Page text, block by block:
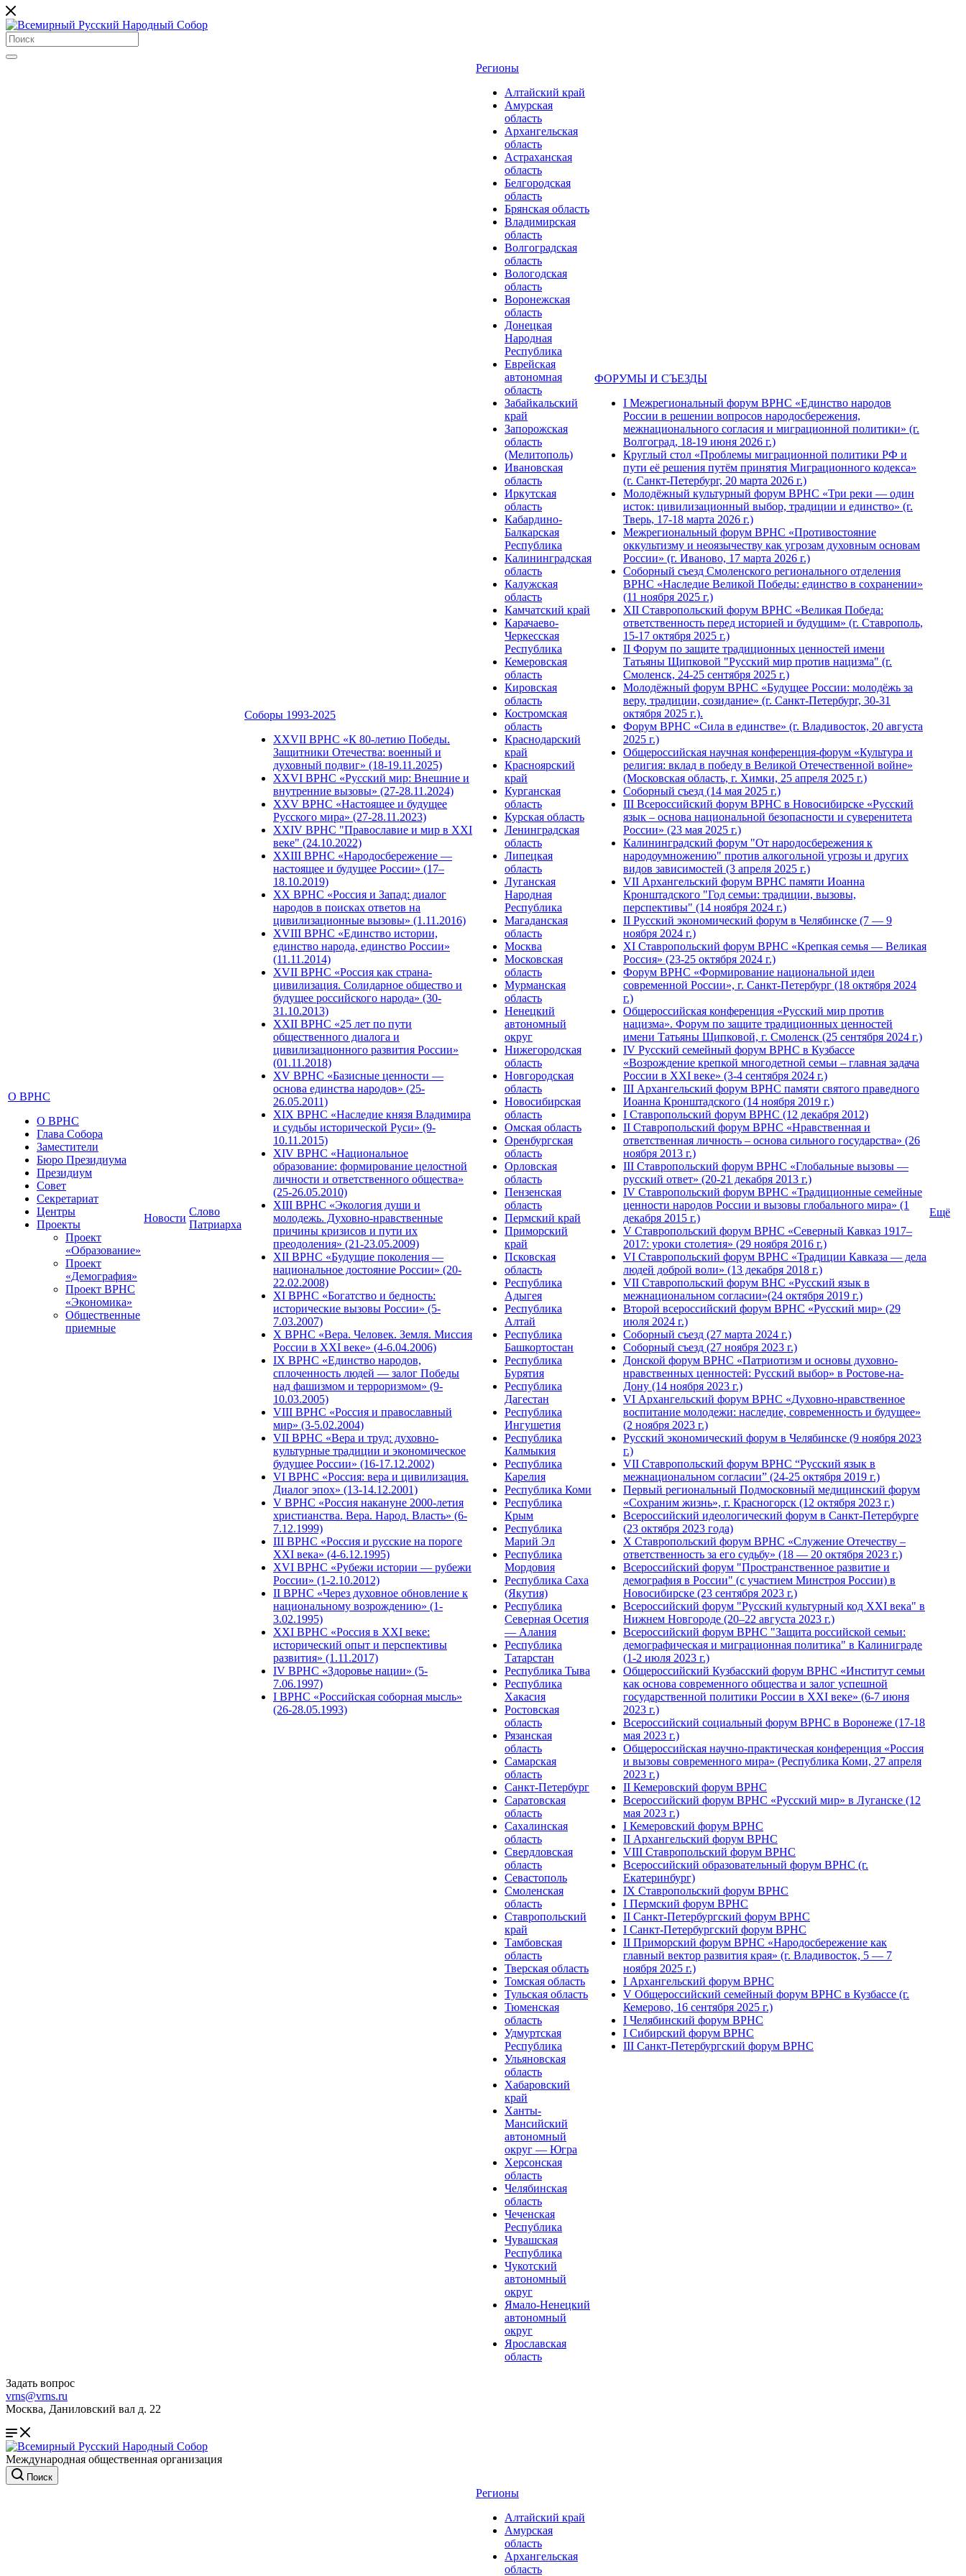
О ВРНС
О ВРНС
Глава Собора
Заместители
Бюро Президиума
Президиум
Совет
Секретариат
Центры
Проекты
Проект
«Образование»
Проект
«Демография»
Проект ВРНС
«Экономика»
Общественные
приемные
Новости
Слово
Патриарха
Соборы 1993-2025
ХХVII ВРНС «К 80-летию Победы.
Защитники Отечества: военный и
духовный подвиг» (18-19.11.2025)
XXVI ВРНС «Русский мир: Внешние и
внутренние вызовы» (27-28.11.2024)
XXV ВРНС «Настоящее и будущее
Русского мира» (27-28.11.2023)
XXIV ВРНС "Православие и мир в XXI
веке" (24.10.2022)
XXIII ВРНС «Народосбережение —
настоящее и будущее России» (17–
18.10.2019)
XX ВРНС «Россия и Запад: диалог
народов в поисках ответов на
цивилизационные вызовы» (1.11.2016)
XVIII ВРНС «Единство истории,
единство народа, единство России»
(11.11.2014)
XVII ВРНС «Россия как страна-
цивилизация. Солидарное общество и
будущее российского народа» (30-
31.10.2013)
XXII ВРНС «25 лет по пути
общественного диалога и
цивилизационного развития России»
(01.11.2018)
XV ВРНС «Базисные ценности —
основа единства народов» (25-
26.05.2011)
XIX ВРНС «Наследие князя Владимира
и судьбы исторической Руси» (9-
10.11.2015)
XIV ВРНС «Национальное
образование: формирование целостной
личности и ответственного общества»
(25-26.05.2010)
XIII ВРНС «Экология души и
молодежь. Духовно-нравственные
причины кризисов и пути их
преодоления» (21-23.05.2009)
XII ВРНС «Будущие поколения —
национальное достояние России» (20-
22.02.2008)
XI ВРНС «Богатство и бедность:
исторические вызовы России» (5-
7.03.2007)
X ВРНС «Вера. Человек. Земля. Миссия
России в XXI веке» (4-6.04.2006)
IX ВРНС «Единство народов,
сплоченность людей — залог Победы
над фашизмом и терроризмом» (9-
10.03.2005)
VIII ВРНС «Россия и православный
мир» (3-5.02.2004)
VII ВРНС «Вера и труд: духовно-
культурные традиции и экономическое
будущее России» (16-17.12.2002)
VI ВРНС «Россия: вера и цивилизация.
Диалог эпох» (13-14.12.2001)
V ВРНС «Россия накануне 2000-летия
христианства. Вера. Народ. Власть» (6-
7.12.1999)
III ВРНС «Россия и русские на пороге
XXI века» (4-6.12.1995)
XVI ВРНС «Рубежи истории — рубежи
России» (1-2.10.2012)
II ВРНС «Через духовное обновление к
национальному возрождению» (1-
3.02.1995)
XХI ВРНС «Россия в XXI веке:
исторический опыт и перспективы
развития» (1.11.2017)
IV ВРНС «Здоровье нации» (5-
7.06.1997)
I ВРНС «Российская соборная мысль»
(26-28.05.1993)
Регионы
Алтайский край
Амурская
область
Архангельская
область
Астраханская
область
Белгородская
область
Брянская область
Владимирская
область
Волгоградская
область
Вологодская
область
Воронежская
область
Донецкая
Народная
Республика
Еврейская
автономная
область
Забайкальский
край
Запорожская
область
(Мелитополь)
Ивановская
область
Иркутская
область
Кабардино-
Балкарская
Республика
Калининградская
область
Калужская
область
Камчатский край
Карачаево-
Черкесская
Республика
Кемеровская
область
Кировская
область
Костромская
область
Краснодарский
край
Красноярский
край
Курганская
область
Курская область
Ленинградская
область
Липецкая
область
Луганская
Народная
Республика
Магаданская
область
Москва
Московская
область
Мурманская
область
Ненецкий
автономный
округ
Нижегородская
область
Новгородская
область
Новосибирская
область
Омская область
Оренбургская
область
Орловская
область
Пензенская
область
Пермский край
Приморский
край
Псковская
область
Республика
Адыгея
Республика
Алтай
Республика
Башкортостан
Республика
Бурятия
Республика
Дагестан
Республика
Ингушетия
Республика
Калмыкия
Республика
Карелия
Республика Коми
Республика
Крым
Республика
Марий Эл
Республика
Мордовия
Республика Саха
(Якутия)
Республика
Северная Осетия
— Алания
Республика
Татарстан
Республика Тыва
Республика
Хакасия
Ростовская
область
Рязанская
область
Самарская
область
Санкт-Петербург
Саратовская
область
Сахалинская
область
Свердловская
область
Севастополь
Смоленская
область
Ставропольский
край
Тамбовская
область
Тверская область
Томская область
Тульская область
Тюменская
область
Удмуртская
Республика
Ульяновская
область
Хабаровский
край
Ханты-
Мансийский
автономный
округ — Югра
Херсонская
область
Челябинская
область
Чеченская
Республика
Чувашская
Рeспублика
Чукотский
автономный
округ
Ямало-Ненецкий
автономный
округ
Ярославская
область
ФОРУМЫ И СЪЕЗДЫ
I Межрегиональный форум ВРНС «Единство народов
России в решении вопросов народосбережения,
межнационального согласия и миграционной политики» (г.
Волгоград, 18-19 июня 2026 г.)
Круглый стол «Проблемы миграционной политики РФ и
пути её решения путём принятия Миграционного кодекса»
(г. Санкт-Петербург, 20 марта 2026 г.)
Молодёжный культурный форум ВРНС «Три реки — один
исток: цивилизационный выбор, традиции и единство» (г.
Тверь, 17-18 марта 2026 г.)
Межрегиональный форум ВРНС «Противостояние
оккультизму и неоязычеству как угрозам духовным основам
России» (г. Иваново, 17 марта 2026 г.)
Соборный съезд Смоленского регионального отделения
ВРНС «Наследие Великой Победы: единство в сохранении»
(11 ноября 2025 г.)
XII Ставропольский форум ВРНС «Великая Победа:
ответственность перед историей и будущим» (г. Ставрополь,
15-17 октября 2025 г.)
II Форум по защите традиционных ценностей имени
Татьяны Щипковой "Русский мир против нацизма" (г.
Смоленск, 24-25 сентября 2025 г.)
Молодёжный форум ВРНС «Будущее России: молодёжь за
веру, традиции, созидание» (г. Санкт-Петербург, 30-31
октября 2025 г.).
Форум ВРНС «Сила в единстве» (г. Владивосток, 20 августа
2025 г.)
Общероссийская научная конференция-форум «Культура и
религия: вклад в победу в Великой Отечественной войне»
(Московская область, г. Химки, 25 апреля 2025 г.)
Соборный съезд (14 мая 2025 г.)
III Всероссийский форум ВРНС в Новосибирске «Русский
язык – основа национальной безопасности и суверенитета
России» (23 мая 2025 г.)
Калининградский форум "От народосбережения к
народоумножению" против алкогольной угрозы и других
видов зависимостей (3 апреля 2025 г.)
VII Архангельский форум ВРНС памяти Иоанна
Кронштадского "Год семьи: традиции, вызовы,
перспективы" (14 ноября 2024 г.)
II Русский экономический форум в Челябинске (7 — 9
ноября 2024 г.)
ХI Ставропольский форум ВРНС «Крепкая семья — Великая
Россия» (23-25 октября 2024 г.)
Форум ВРНС «Формирование национальной идеи
современной России», г. Санкт-Петербург (18 октября 2024
г.)
Общероссийская конференция «Русский мир против
нацизма». Форум по защите традиционных ценностей
имени Татьяны Щипковой, г. Смоленск (25 сентября 2024 г.)
IV Русский семейный форум ВРНС в Кузбассе
«Возрождение крепкой многодетной семьи – главная задача
России в XXI веке» (3-4 сентября 2024 г.)
III Архангельский форум ВРНС памяти святого праведного
Иоанна Кронштадского (14 ноября 2019 г.)
I Ставропольский форум ВРНС (12 декабря 2012)
II Ставропольский форум ВРНС «Нравственная и
ответственная личность – основа сильного государства» (26
ноября 2013 г.)
III Ставропольский форум ВРНС «Глобальные вызовы —
русский ответ» (20-21 декабря 2013 г.)
IV Ставропольский форум ВРНС «Традиционные семейные
ценности народов России и вызовы глобального мира» (1
декабря 2015 г.)
V Ставропольский форум ВРНС «Северный Кавказ 1917–
2017: уроки столетия» (29 ноября 2016 г.)
VI Ставропольский форум ВРНС «Традиции Кавказа — дела
людей доброй воли» (13 декабря 2018 г.)
VII Ставропольский форум ВHС «Русский язык в
межнациональном согласии»(24 октября 2019 г.)
Второй всероссийский форум ВРНС «Русский мир» (29
июля 2024 г.)
Соборный съезд (27 марта 2024 г.)
Соборный съезд (27 ноября 2023 г.)
Донской форум ВРНС «Патриотизм и основы духовно-
нравственных ценностей: Русский выбор» в Ростове-на-
Дону (14 ноября 2023 г.)
VI Архангельский форум ВРНС «Духовно-нравственное
воспитание молодежи: наследие, современность и будущее»
(2 ноября 2023 г.)
Русский экономический форум в Челябинске (9 ноября 2023
г.)
VII Ставропольский форум ВРНС “Русский язык в
межнациональном согласии” (24-25 октября 2019 г.)
Первый региональный Подмосковный медицинский форум
«Сохраним жизнь», г. Красногорск (12 октября 2023 г.)
Всероссийский идеологический форум в Санкт-Петербурге
(23 октября 2023 года)
X Ставропольский форум ВРНС «Служение Отечеству –
ответственность за его судьбу» (18 — 20 октября 2023 г.)
Всероссийский форум "Пространственное развитие и
демография в России" (с участием Минстроя России) в
Новосибирске (23 сентября 2023 г.)
Всероссийский форум "Русский культурный код XXI века" в
Нижнем Новгороде (20–22 августа 2023 г.)
Всероссийский форум ВРНС "Защита российской семьи:
демографическая и миграционная политика" в Калиниграде
(1-2 июля 2023 г.)
Общероссийский Кузбасский форум ВРНС «Институт семьи
как основа современного общества и залог успешной
государственной политики России в ХХI веке» (6-7 июня
2023 г.)
Всероссийский социальный форум ВРНС в Воронеже (17-18
мая 2023 г.)
Общероссийская научно-практическая конференция «Россия
и вызовы современного мира» (Республика Коми, 27 апреля
2023 г.)
II Кемеровский форум ВРНС
Всероссийский форум ВРНС «Русский мир» в Луганске (12
мая 2023 г.)
I Кемеровский форум ВРНС
II Архангельский форум ВРНС
VIII Ставропольский форум ВРНС
Всероссийский образовательный форум ВРНС (г.
Екатеринбург)
IX Ставропольский форум ВРНС
I Пермский форум ВРНС
II Санкт-Петербургский форум ВРНС
I Санкт-Петербургский форум ВРНС
II Приморский форум ВРНС «Народосбережение как
главный вектор развития края» (г. Владивосток, 5 — 7
ноября 2025 г.)
I Архангельский форум ВРНС
V Общероссийский семейный форум ВРНС в Кузбассе (г.
Кемерово, 16 сентября 2025 г.)
I Челябинский форум ВРНС
I Сибирский форум ВРНС
III Санкт-Петербургский форум ВРНС
Ещё
Задать вопрос
vrns@vrns.ru
Москва, Даниловский вал д. 22
Международная общественная организация
Поиск
Регионы
Алтайский край
Амурская
область
Архангельская
область